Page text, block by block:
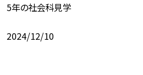
5年の社会科見学
2024/12/10